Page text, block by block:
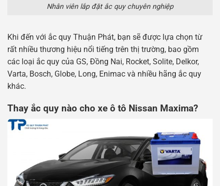
Nhân viên lắp đặt ắc quy chuyên nghiệp
Khi đến với ắc quy Thuận Phát, bạn sẽ được lựa chọn từ
rất nhiều thương hiệu nổi tiếng trên thị trường, bao gồm
các loại ắc quy của GS, Đồng Nai, Rocket, Solite, Delkor,
Varta, Bosch, Globe, Long, Enimac và nhiều hãng ắc quy
khác.
Thay ắc quy nào cho xe ô tô Nissan Maxima?